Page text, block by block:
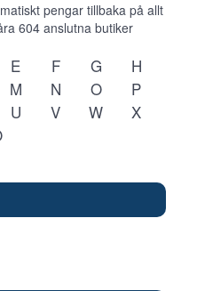
pengar tillbaka på allt
604anslutna butiker
E F G
H
M N O
P
U V W
X